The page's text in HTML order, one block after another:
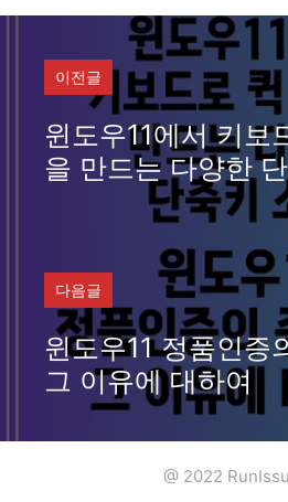
고
이전글
윈도우11에서 키보
을 만드는 다양한
다음글
윈도우11 정품인증
그 이유에 대하여
@ 2022